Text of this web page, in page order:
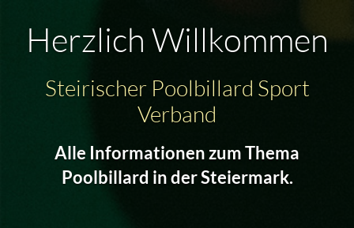
Herzlich Willkommen
Steirischer Poolbillard Sport
Verband
Alle Informationen zum Thema
Poolbillard in der Steiermark.